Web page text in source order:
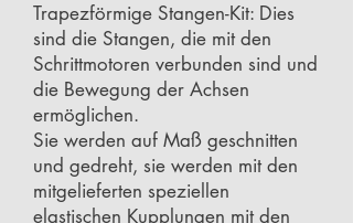
Trapezförmige Stangen-Kit: Dies
sind die Stangen, die mit den
Schrittmotoren verbunden sind und
die Bewegung der Achsen
ermöglichen.
Sie werden auf Maß geschnitten
und gedreht, sie werden mit den
mitgelieferten speziellen
elastischen Kupplungen mit den